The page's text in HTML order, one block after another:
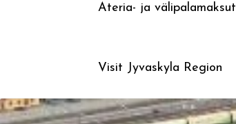
Ateria- ja välipalamaksut
Visit Jyvaskyla Region